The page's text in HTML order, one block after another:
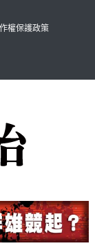
權保護政策
欄作家邀稿合作，